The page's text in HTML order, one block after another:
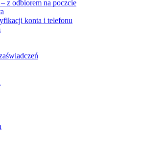
z odbiorem na poczcie
konta i telefonu